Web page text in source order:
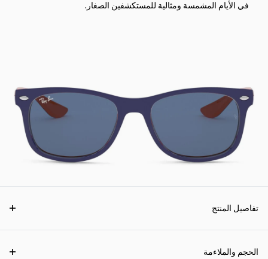
في الأيام المشمسة ومثالية للمستكشفين الصغار.
تفاصيل المنتج
الحجم والملاءمة